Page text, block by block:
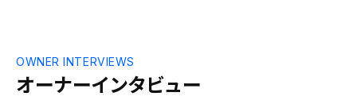
行っていくための情報サポートも不足して
いる感じるので現時点では長いお付き合い
に不安感じます。
オーナーインタビュー
OWNER INTERVIEWS